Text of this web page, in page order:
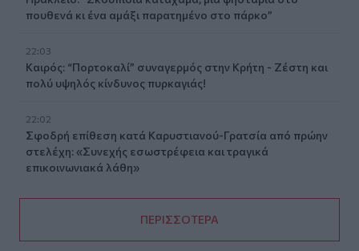
πουθενά κι ένα αμάξι παρατημένο στο πάρκο”
22:03
Καιρός: “Πορτοκαλί” συναγερμός στην Κρήτη - Ζέστη και
πολύ υψηλός κίνδυνος πυρκαγιάς!
22:02
Σφοδρή επίθεση κατά Καρυστιανού-Γρατσία από πρώην
στελέχη: «Συνεχής εσωστρέφεια και τραγικά
επικοινωνιακά λάθη»
ΠΕΡΙΣΣΟΤΕΡΑ